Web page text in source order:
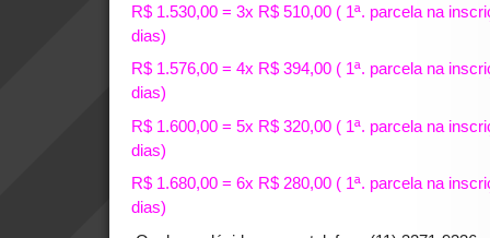
R$ 1.530,00 = 3x R$ 510,00 ( 1ª. parcela na
dias)
R$ 1.576,00 = 4x R$ 394,00 ( 1ª. parcela na
dias)
R$ 1.600,00 = 5x R$ 320,00 ( 1ª. parcela na
dias)
R$ 1.680,00 = 6x R$ 280,00 ( 1ª. parcela na
dias)